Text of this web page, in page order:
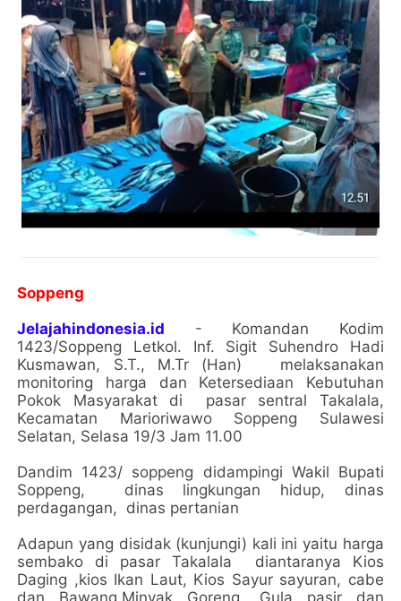
Soppeng
Jelajahindonesia.id - Komandan Kodim
1423/Soppeng Letkol. Inf. Sigit Suhendro Hadi
Kusmawan, S.T., M.Tr (Han) melaksanakan
monitoring harga dan Ketersediaan Kebutuhan
Pokok Masyarakat di pasar sentral Takalala,
Kecamatan Marioriwawo Soppeng Sulawesi
Selatan, Selasa 19/3 Jam 11.00
Dandim 1423/ soppeng didampingi Wakil Bupati
Soppeng, dinas lingkungan hidup, dinas
perdagangan, dinas pertanian
Adapun yang disidak (kunjungi) kali ini yaitu harga
sembako di pasar Takalala diantaranya Kios
Daging ,kios Ikan Laut, Kios Sayur sayuran, cabe
dan Bawang,Minyak Goreng. Gula pasir dan